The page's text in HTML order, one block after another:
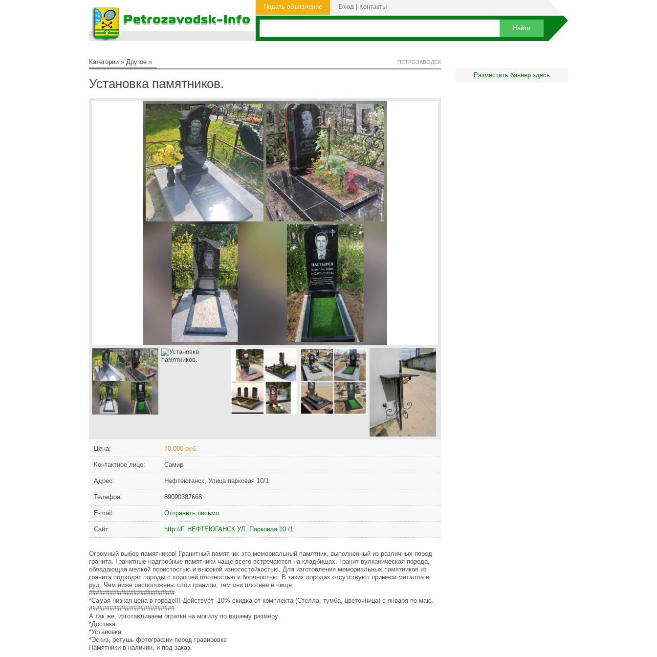
Подать объявление Вход Контакты
Категории » Другое » ПЕТРОЗАВОДСК
Установка памятников.
Цена: 70,000 руб.
Контактное лицо: Самир
Адрес: Нефтеюганск, Улица парковая 10/1
Телефон: 89090387668
Е-mail: Отправить письмо
Сайт: http://Г. НЕФТЕЮГАНСК УЛ. Парковая 10 /1
Огромный выбор памятников! Гранитный памятник это мемориальный памятник, выполненный из различных пород
гранита. Гранитные надгробные памятники чаще всего встречаются на кладбищах. Гранит вулканическая порода,
обладающая мелкой пористостью и высокой износостойкостью. Для изготовления мемориальных памятников из
гранита подходят породы с хорошей плотностью и блочностью. В таких породах отсутствуют примеси металла и
руд. Чем ниже расположены слои граниты, тем они плотнее и чище.
#########################
*Самая низкая цена в городе!!! Действует -10% скидка от комплекта (Стелла, тумба, цветочница) с января по маю.
#########################
А так же, изготавлиааем огратки на могилу по вашему размеру.
*Достака
*Установка
*Эскиз, ретушь фотографии перед гравировке
Памятники в наличии, и под заказ.
Разместить баннер здесь